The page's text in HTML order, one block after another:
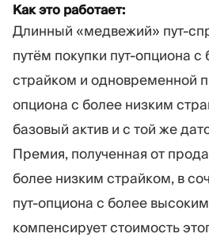
Как это работает:
Длинный «медвежий» пут-
путём покупки пут-опциона
страйком и одновременной
опциона с более низким
базовый актив и с той же
Премия, полученная от
более низким страйком, в
пут-опциона с более
компенсирует стоимость